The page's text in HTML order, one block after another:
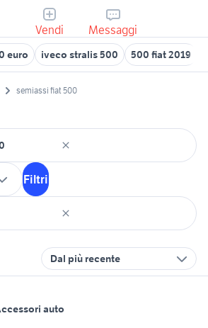
Vendi Messaggi
euro iveco stralis 500 500 fiat 2019
semiassi fiat 500
Filtri
Dal più recente
auto